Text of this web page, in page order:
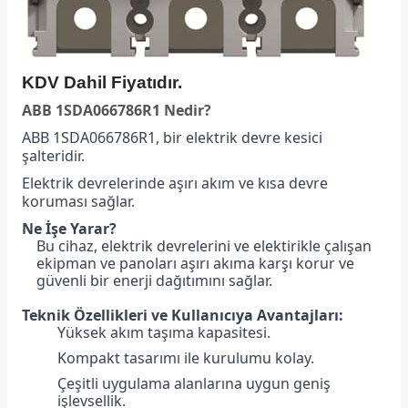
KDV Dahil Fiyatıdır.
ABB 1SDA066786R1 Nedir?
ABB 1SDA066786R1, bir elektrik devre kesici
şalteridir.
Elektrik devrelerinde aşırı akım ve kısa devre
koruması sağlar.
Ne İşe Yarar?
Bu cihaz, elektrik devrelerini ve elektirikle çalışan
ekipman ve panoları aşırı akıma karşı korur ve
güvenli bir enerji dağıtımını sağlar.
Teknik Özellikleri ve Kullanıcıya Avantajları:
Yüksek akım taşıma kapasitesi.
Kompakt tasarımı ile kurulumu kolay.
Çeşitli uygulama alanlarına uygun geniş
işlevsellik.